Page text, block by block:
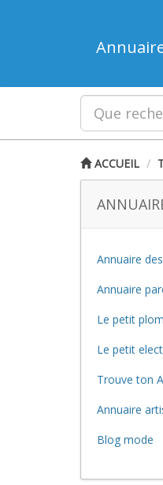
ACCUEIL
Annuaire
Annuaire
Le petit
Le petit
Trouve ton
Annuaire
Blog mode